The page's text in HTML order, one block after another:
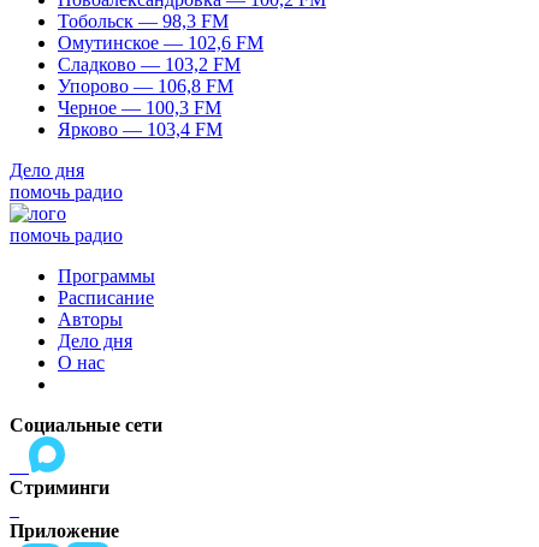
Тобольск — 98,3 FM
Омутинское — 102,6 FM
Сладково — 103,2 FM
Упорово — 106,8 FM
Черное — 100,3 FM
Ярково — 103,4 FM
Дело дня
помочь радио
помочь радио
Программы
Расписание
Авторы
Дело дня
О нас
Социальные сети
Стриминги
Приложение